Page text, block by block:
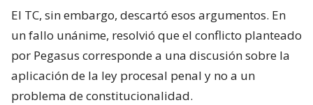
El TC, sin embargo, descartó esos argumentos. En
un fallo unánime, resolvió que el conflicto planteado
por Pegasus corresponde a una discusión sobre la
aplicación de la ley procesal penal y no a un
problema de constitucionalidad.